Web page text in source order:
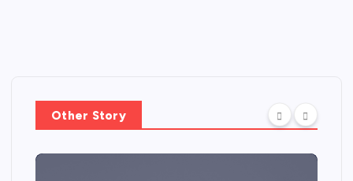
Other Story